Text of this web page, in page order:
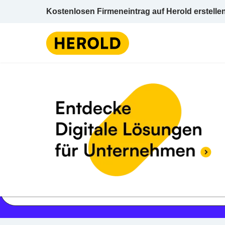
Kostenlosen Firmeneintrag auf Herold